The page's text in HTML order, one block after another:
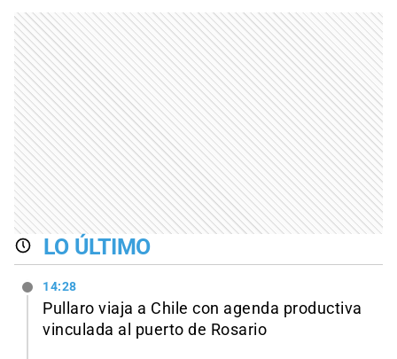
LO ÚLTIMO
14:28
Pullaro viaja a Chile con agenda productiva
vinculada al puerto de Rosario